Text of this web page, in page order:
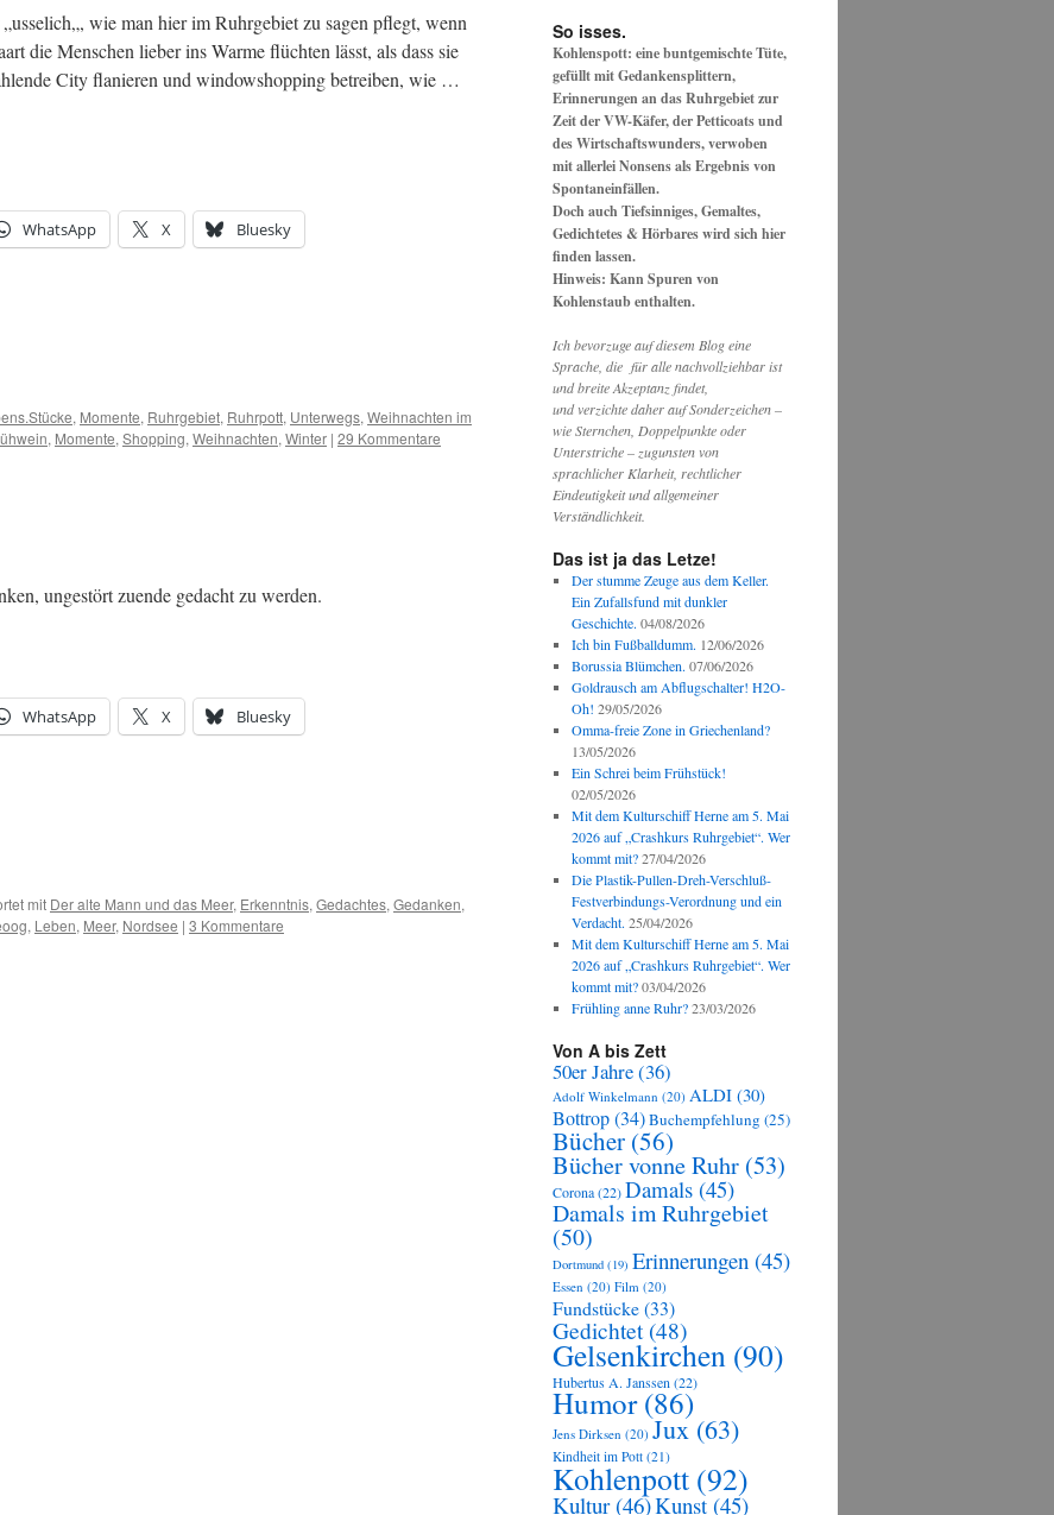
wie man hier im Ruhrgebiet zu sagen pflegt, wenn
die Menschen lieber ins Warme flüchten lässt, als dass sie
City flanieren und windowshopping betreiben, wie …
WhatsApp X Bluesky
, Momente, Ruhrgebiet, Ruhrpott, Unterwegs, Weihnachten im
, Momente, Shopping, Weihnachten, Winter | 29 Kommentare
ungestört zuende gedacht zu werden.
WhatsApp X Bluesky
mit Der alte Mann und das Meer, Erkenntnis, Gedachtes, Gedanken,
, Leben, Meer, Nordsee | 3 Kommentare
So isses.
Kohlenspott: eine buntgemischte Tüte,
gefüllt mit Gedankensplittern,
Erinnerungen an das Ruhrgebiet zur
Zeit der VW-Käfer, der Petticoats und
des Wirtschaftswunders, verwoben
mit allerlei Nonsens als Ergebnis von
Spontaneinfällen.
Doch auch Tiefsinniges, Gemaltes,
Gedichtetes & Hörbares wird sich hier
finden lassen.
Hinweis: Kann Spuren von
Kohlenstaub enthalten.
Ich bevorzuge auf diesem Blog eine
Sprache, die für alle nachvollziehbar ist
und breite Akzeptanz findet,
und verzichte daher auf Sonderzeichen –
wie Sternchen, Doppelpunkte oder
Unterstriche – zugunsten von
sprachlicher Klarheit, rechtlicher
Eindeutigkeit und allgemeiner
Verständlichkeit.
Das ist ja das Letze!
Der stumme Zeuge aus dem Keller.
Ein Zufallsfund mit dunkler
Geschichte. 04/08/2026
Ich bin Fußballdumm. 12/06/2026
Borussia Blümchen. 07/06/2026
Goldrausch am Abflugschalter! H2O-
Oh! 29/05/2026
Omma-freie Zone in Griechenland?
13/05/2026
Ein Schrei beim Frühstück!
02/05/2026
Mit dem Kulturschiff Herne am 5. Mai
2026 auf „Crashkurs Ruhrgebiet“. Wer
kommt mit? 27/04/2026
Die Plastik-Pullen-Dreh-Verschluß-
Festverbindungs-Verordnung und ein
Verdacht. 25/04/2026
Mit dem Kulturschiff Herne am 5. Mai
2026 auf „Crashkurs Ruhrgebiet“. Wer
kommt mit? 03/04/2026
Frühling anne Ruhr? 23/03/2026
Von A bis Zett
50er Jahre(36)
Adolf Winkelmann (20) ALDI (30)
Bottrop(34)Buchempfehlung (25)
Bücher (56)
Bücher vonne Ruhr (53)
Corona(22)Damals (45)
Damals im Ruhrgebiet
(50)
Dortmund (19) Erinnerungen (45)
Essen (20) Film (20)
Fundstücke(33)
Gedichtet(48)
Gelsenkirchen (90)
Hubertus A. Janssen(22)
Humor(86)
Jens Dirksen (20) Jux (63)
Kindheit im Pott (21)
Kohlenpott (92)
Kultur(46)Kunst (45)